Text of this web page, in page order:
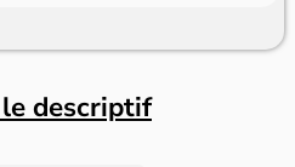
descriptif